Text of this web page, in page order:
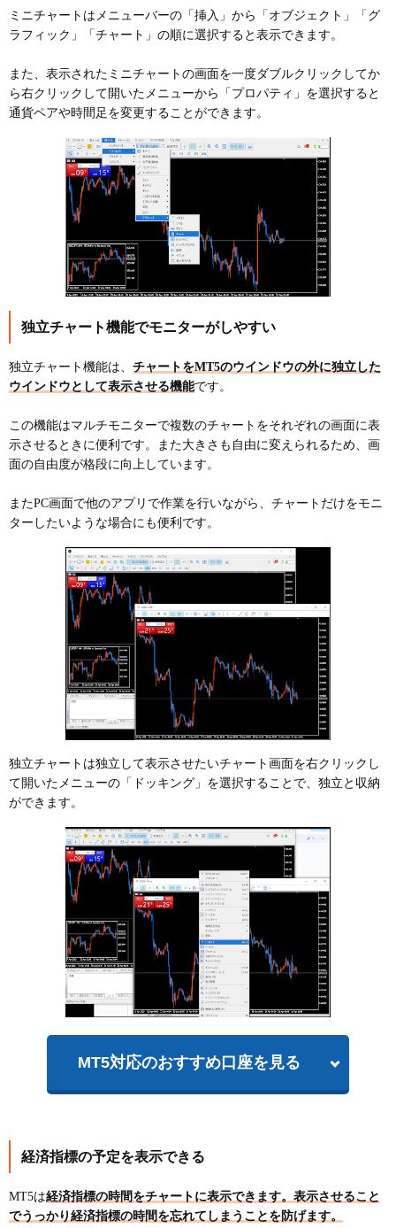
ミニチャートはメニューバーの「挿入」から「オブジェクト」「グ
ラフィック」「チャート」の順に選択すると表示できます。
また、表示されたミニチャートの画面を一度ダブルクリックしてか
ら右クリックして開いたメニューから「プロパティ」を選択すると
通貨ペアや時間足を変更することができます。
独立チャート機能でモニターがしやすい
独立チャート機能は、 チャートをMT5のウインドウの外に独立した
ウインドウとして表示させる機能です。
この機能はマルチモニターで複数のチャートをそれぞれの画面に表
示させるときに便利です。また大きさも自由に変えられるため、画
面の自由度が格段に向上しています。
またPC画面で他のアプリで作業を行いながら、チャートだけをモニ
ターしたいような場合にも便利です。
独立チャートは独立して表示させたいチャート画面を右クリックし
て開いたメニューの「ドッキング」を選択することで、独立と収納
ができます。
MT5対応のおすすめ口座を見る
経済指標の予定を表示できる
MT5は経済指標の時間をチャートに表示できます。表示させること
でうっかり経済指標の時間を忘れてしまうことを防げます。